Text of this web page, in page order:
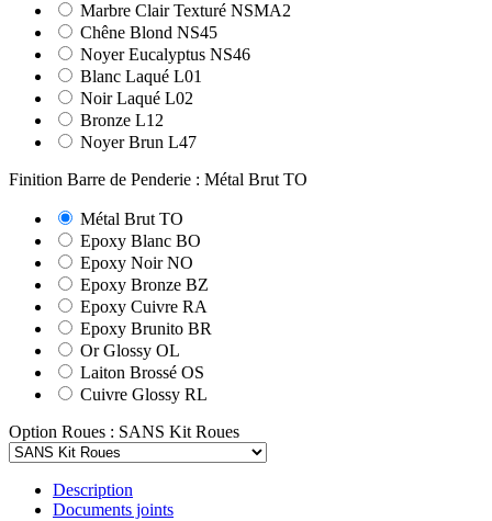
Marbre Clair Texturé NSMA2
Chêne Blond NS45
Noyer Eucalyptus NS46
Blanc Laqué L01
Noir Laqué L02
Bronze L12
Noyer Brun L47
Finition Barre de Penderie : Métal Brut TO
Métal Brut TO
Epoxy Blanc BO
Epoxy Noir NO
Epoxy Bronze BZ
Epoxy Cuivre RA
Epoxy Brunito BR
Or Glossy OL
Laiton Brossé OS
Cuivre Glossy RL
Option Roues : SANS Kit Roues
Description
Documents joints